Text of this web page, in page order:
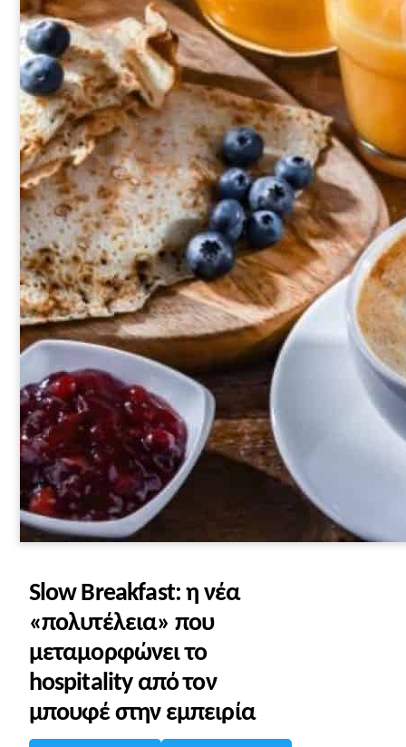
Slow Breakfast: η νέα
«πολυτέλεια» που
μεταμορφώνει το
hospitality από τον
μπουφέ στην εμπειρία